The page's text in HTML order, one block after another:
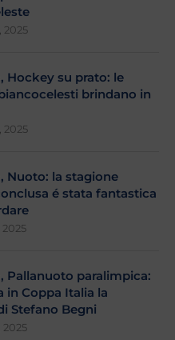
2025
Hockey su prato: le
brindano in
2025
Nuoto: la stagione
é stata fantastica
2025
Pallanuoto paralimpica:
in Coppa Italia la
Stefano Begni
2025